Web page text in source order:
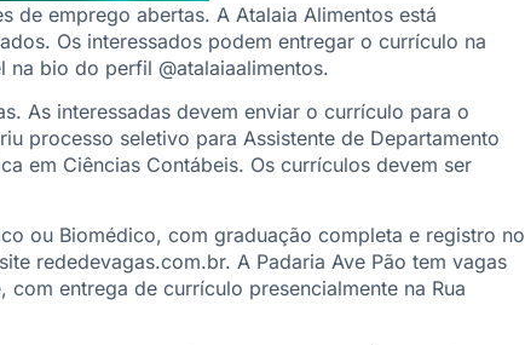
de emprego abertas. A Atalaia Alimentos está
Os interessados podem entregar o currículo na
bio do perfil @atalaiaalimentos.
As interessadas devem enviar o currículo para o
processo seletivo para Assistente de Departamento
em Ciências Contábeis. Os currículos devem ser
ou Biomédico, com graduação completa e registro no
rededevagas.com.br. A Padaria Ave Pão tem vagas
entrega de currículo presencialmente na Rua